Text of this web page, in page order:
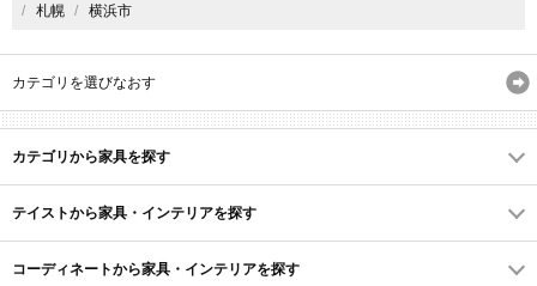
札幌
横浜市
カテゴリを選びなおす
カテゴリから家具を探す
テイストから家具・インテリアを探す
コーディネートから家具・インテリアを探す